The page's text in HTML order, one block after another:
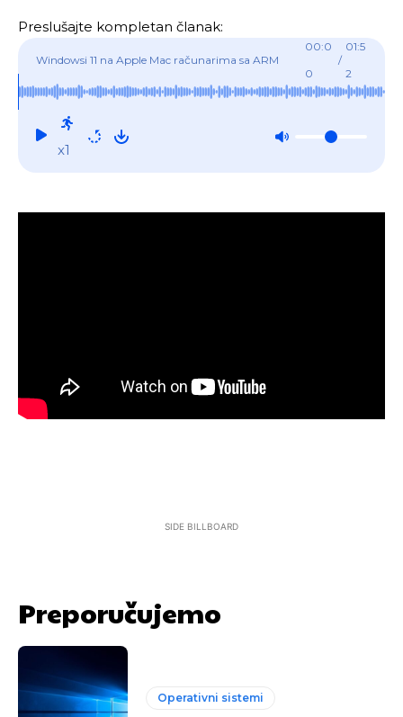
Preslušajte kompletan članak:
Windowsi 11 na Apple Mac računarima sa ARM
procesorima
00:0
0
/
01:5
2
x1
SIDE BILLBOARD
Preporučujemo
Operativni sistemi